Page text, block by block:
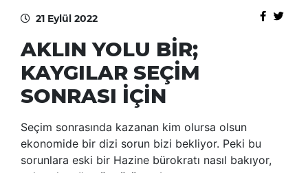
21 Eylül 2022
AKLIN YOLU BİR;
KAYGILAR SEÇİM
SONRASI İÇİN
Seçim sonrasında kazanan kim olursa olsun
ekonomide bir dizi sorun bizi bekliyor. Peki bu
sorunlara eski bir Hazine bürokratı nasıl bakıyor,